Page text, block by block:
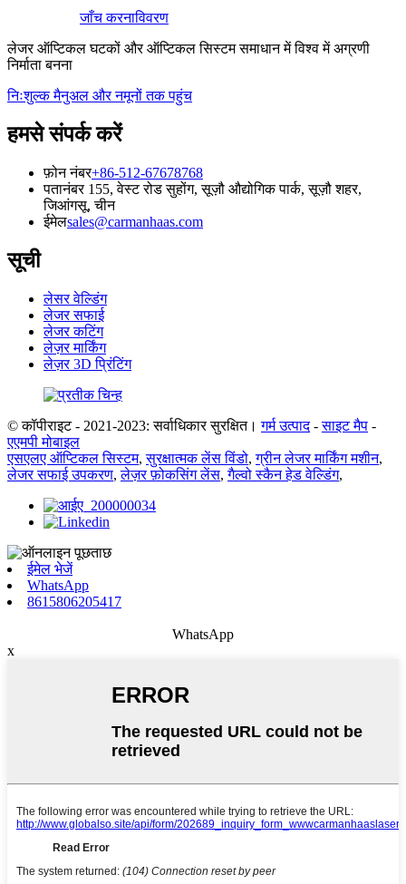
जाँच करनाविवरण
लेजर ऑप्टिकल घटकों और ऑप्टिकल सिस्टम समाधान में विश्व में अग्रणी
निर्माता बनना
निःशुल्क मैनुअल और नमूनों तक पहुंच
हमसे संपर्क करें
फ़ोन नंबर+86-512-67678768
पतानंबर 155, वेस्ट रोड सुहोंग, सूज़ौ औद्योगिक पार्क, सूज़ौ शहर,
जिआंगसू, चीन
ईमेलsales@carmanhaas.com
सूची
लेसर वेल्डिंग
लेजर सफाई
लेजर कटिंग
लेज़र मार्किंग
लेज़र 3D प्रिंटिंग
© कॉपीराइट - 2021-2023: सर्वाधिकार सुरक्षित। गर्म उत्पाद-साइट मैप -
एएमपी मोबाइल
एसएलए ऑप्टिकल सिस्टम,सुरक्षात्मक लेंस विंडो,ग्रीन लेजर मार्किंग मशीन,
लेजर सफाई उपकरण,लेज़र फ़ोकसिंग लेंस,गैल्वो स्कैन हेड वेल्डिंग,
ईमेल भेजें
WhatsApp
8615806205417
WhatsApp
x